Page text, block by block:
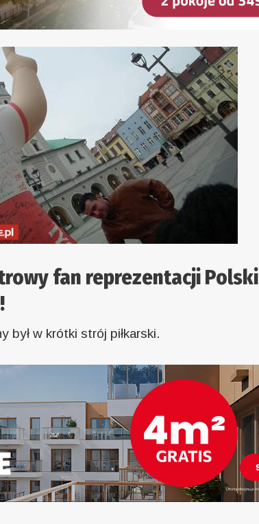
fan reprezentacji Polski
był w krótki strój piłkarski.